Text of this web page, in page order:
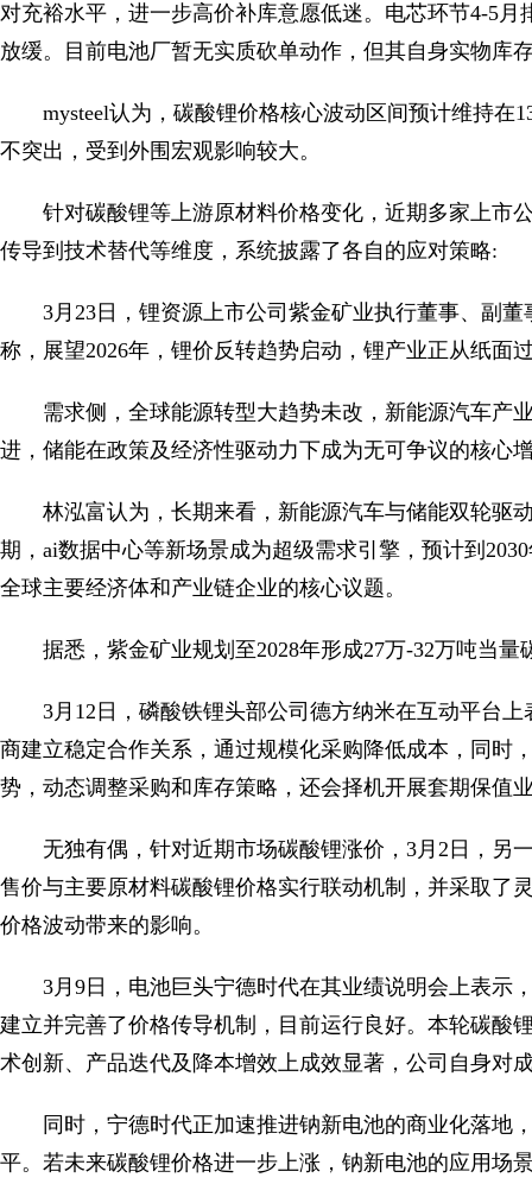
对充裕水平，进一步高价补库意愿低迷。电芯环节4-5
放缓。目前电池厂暂无实质砍单动作，但其自身实物库
mysteel认为，碳酸锂价格核心波动区间预计维持在
不突出，受到外围宏观影响较大。
针对碳酸锂等上游原材料价格变化，近期多家上市
传导到技术替代等维度，系统披露了各自的应对策略:
3月23日，锂资源上市公司紫金矿业执行董事、副
称，展望2026年，锂价反转趋势启动，锂产业正从纸面
需求侧，全球能源转型大趋势未改，新能源汽车产
进，储能在政策及经济性驱动力下成为无可争议的核心
林泓富认为，长期来看，新能源汽车与储能双轮驱
期，ai数据中心等新场景成为超级需求引擎，预计到
全球主要经济体和产业链企业的核心议题。
据悉，紫金矿业规划至2028年形成27万-32万吨当
3月12日，磷酸铁锂头部公司德方纳米在互动平台
商建立稳定合作关系，通过规模化采购降低成本，同时
势，动态调整采购和库存策略，还会择机开展套期保值
无独有偶，针对近期市场碳酸锂涨价，3月2日，另
售价与主要原材料碳酸锂价格实行联动机制，并采取了
价格波动带来的影响。
3月9日，电池巨头宁德时代在其业绩说明会上表示
建立并完善了价格传导机制，目前运行良好。本轮碳酸
术创新、产品迭代及降本增效上成效显著，公司自身对
同时，宁德时代正加速推进钠新电池的商业化落地
平。若未来碳酸锂价格进一步上涨，钠新电池的应用场